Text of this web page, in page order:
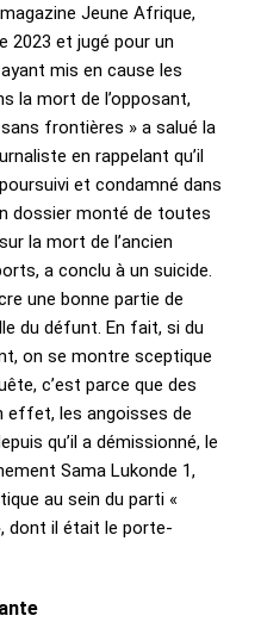
Jeune Afrique,
2023 et jugé pour un
mis en cause les
la mort de l’opposant,
frontières » a salué la
en rappelant qu’il
et condamné dans
dossier monté de toutes
la mort de l’ancien
a conclu à un suicide.
une bonne partie de
du défunt. En fait, si du
on se montre sceptique
c’est parce que des
effet, les angoisses de
qu’il a démissionné, le
Sama Lukonde 1,
au sein du parti «
dont il était le porte-